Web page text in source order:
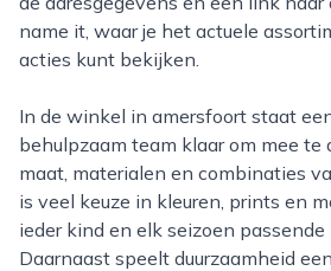
name it, waar je het actuele
acties kunt bekijken.
In de winkel in amersfoort staat een toegankelijk en
behulpzaam team klaar om mee te
maat, materialen en combinaties
is veel keuze in kleuren, prints en
ieder kind en elk seizoen
Daarnaast speelt duurzaamheid